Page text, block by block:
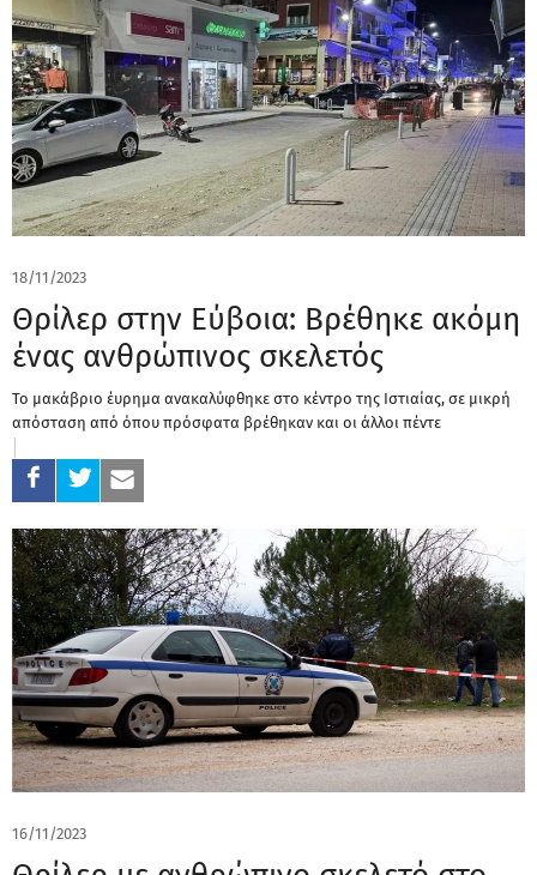
18/11/2023
Θρίλερ στην Εύβοια: Βρέθηκε ακόμη
ένας ανθρώπινος σκελετός
Το μακάβριο έυρημα ανακαλύφθηκε στο κέντρο της Ιστιαίας, σε μικρή
απόσταση από όπου πρόσφατα βρέθηκαν και οι άλλοι πέντε
16/11/2023